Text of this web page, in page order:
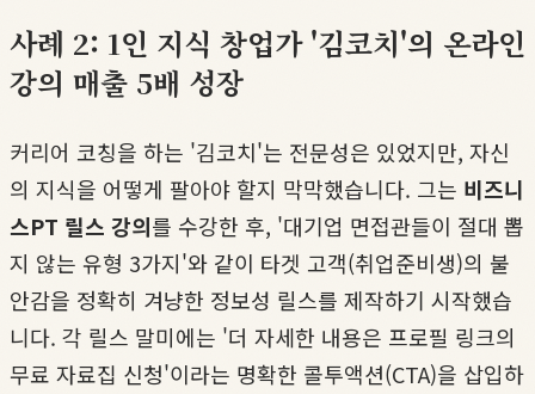
사례 2: 1인 지식 창업가 '김코치'의 온라인
강의 매출 5배 성장
커리어 코칭을 하는 '김코치'는 전문성은 있었지만, 자신
의 지식을 어떻게 팔아야 할지 막막했습니다. 그는 비즈니
스PT 릴스 강의를 수강한 후, '대기업 면접관들이 절대 뽑
지 않는 유형 3가지'와 같이 타겟 고객(취업준비생)의 불
안감을 정확히 겨냥한 정보성 릴스를 제작하기 시작했습
니다. 각 릴스 말미에는 '더 자세한 내용은 프로필 링크의
무료 자료집 신청'이라는 명확한 콜투액션(CTA)을 삽입하